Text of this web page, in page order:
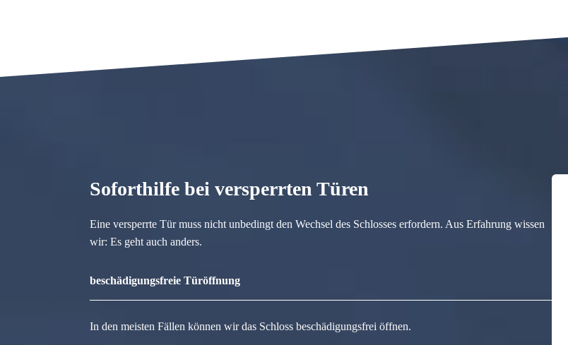
Soforthilfe bei versperrten Türen
Eine versperrte Tür muss nicht unbedingt den Wechsel des Schlosses erfordern. Aus Erfahrung wissen
wir: Es geht auch anders.
beschädigungsfreie Türöffnung
In den meisten Fällen können wir das Schloss beschädigungsfrei öffnen.